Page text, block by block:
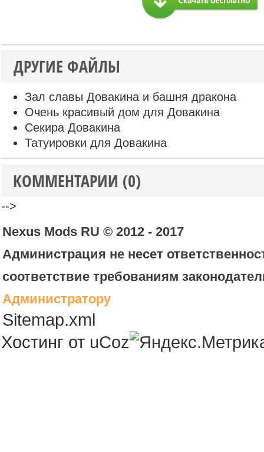
ДРУГИЕ ФАЙЛЫ
Зал славы Довакина и башня дракона
Очень красивый дом для Довакина
Секира Довакина
Татуировки для Довакина
КОММЕНТАРИИ (0)
-->
Nexus Mods RU © 2012 - 2017
Администрация не несет
соответствие требованиям
Администратору
Sitemap.xml
Хостинг от uCoz